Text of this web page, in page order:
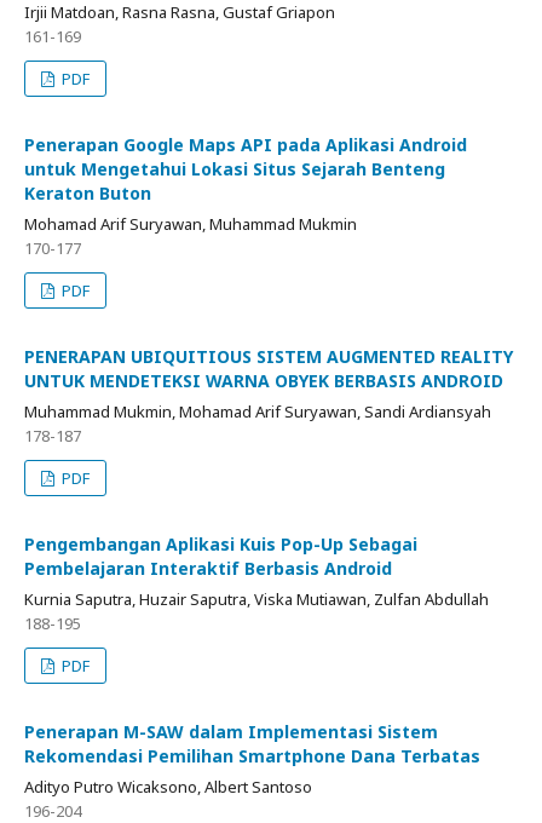
Irjii Matdoan, Rasna Rasna, Gustaf Griapon
161-169
PDF
Penerapan Google Maps API pada Aplikasi Android
untuk Mengetahui Lokasi Situs Sejarah Benteng
Keraton Buton
Mohamad Arif Suryawan, Muhammad Mukmin
170-177
PDF
PENERAPAN UBIQUITIOUS SISTEM AUGMENTED REALITY
UNTUK MENDETEKSI WARNA OBYEK BERBASIS ANDROID
Muhammad Mukmin, Mohamad Arif Suryawan, Sandi Ardiansyah
178-187
PDF
Pengembangan Aplikasi Kuis Pop-Up Sebagai
Pembelajaran Interaktif Berbasis Android
Kurnia Saputra, Huzair Saputra, Viska Mutiawan, Zulfan Abdullah
188-195
PDF
Penerapan M-SAW dalam Implementasi Sistem
Rekomendasi Pemilihan Smartphone Dana Terbatas
Adityo Putro Wicaksono, Albert Santoso
196-204